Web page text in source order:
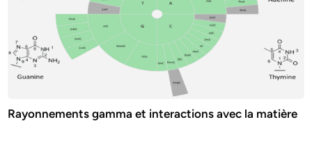
Rayonnements gamma et interactions avec la matière